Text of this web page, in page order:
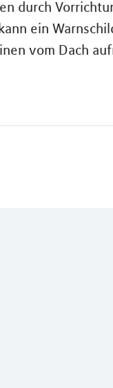
durch
ein
vom Dach